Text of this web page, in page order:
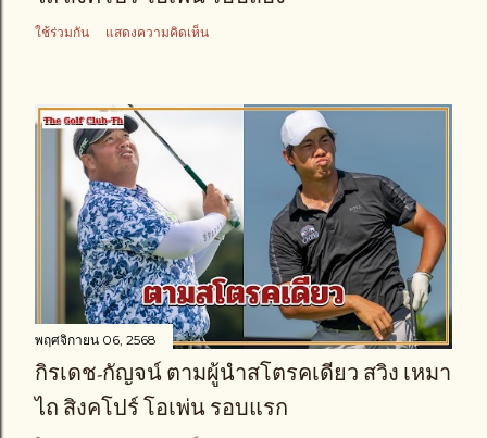
ใช้ร่วมกัน แสดงความคิดเห็น
พฤศจิกายน 06, 2568
กิรเดช-กัญจน์ ตามผู้นำสโตรคเดียว สวิง เหมา
ไถ สิงคโปร์ โอเพ่น รอบแรก